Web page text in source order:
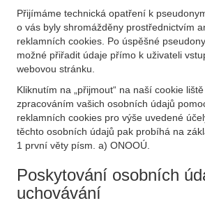
Přijímáme technická opatření k
o vás byly shromážděny prostřednictvím
reklamních cookies. Po úspěšné
možné přiřadit údaje přímo k uživateli
webovou stránku.
Kliknutím na „přijmout“ na naší cookie
zpracováním vašich osobních údajů
reklamních cookies pro výše uvedené
těchto osobních údajů pak probíhá na
1 první věty písm. a) ONOOÚ.
Poskytování osobních
uchovávání